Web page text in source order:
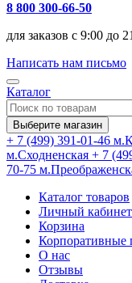
8 800 300-66-50
для заказов с 9:00 до
Написать нам письмо
Каталог
Выберите магазин
+ 7 (499) 391-01-46
м.Сходненская + 7
70-75
Каталог товаров
Личный кабинет
Корзина
Корпоративные
О нас
Отзывы